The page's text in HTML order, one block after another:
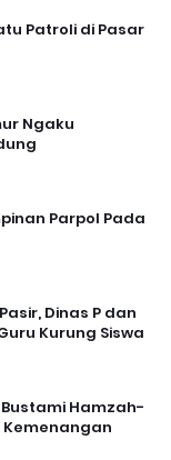
Patroli di Pasar
Ngaku
Parpol Pada
Dinas P dan
Kurung Siswa
Hamzah-
Kemenangan